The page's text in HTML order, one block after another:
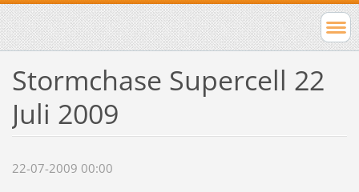
Stormchase Supercell 22
Juli 2009
22-07-2009 00:00